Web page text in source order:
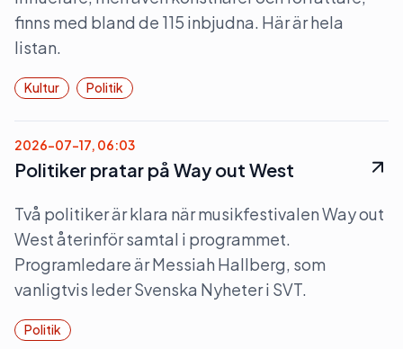
finns med bland de 115 inbjudna. Här är hela
listan.
Kultur Politik
2026-07-17, 06:03
Politiker pratar på Way out West
Två politiker är klara när musikfestivalen Way out
West återinför samtal i programmet.
Programledare är Messiah Hallberg, som
vanligtvis leder Svenska Nyheter i SVT.
Politik